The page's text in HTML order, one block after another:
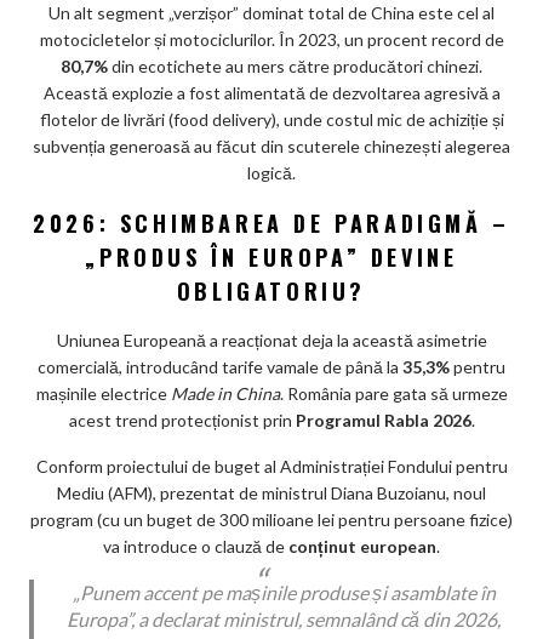
Un alt segment „verzișor” dominat total de China este cel al
motocicletelor și motociclurilor. În 2023, un procent record de
80,7%din ecotichete au mers către producători chinezi.
Această explozie a fost alimentată de dezvoltarea agresivă a
flotelor de livrări (food delivery), unde costul mic de achiziție și
subvenția generoasă au făcut din scuterele chinezești alegerea
logică.
2026: SCHIMBAREA DE PARADIGMĂ –
„PRODUS ÎN EUROPA” DEVINE
OBLIGATORIU?
Uniunea Europeană a reacționat deja la această asimetrie
comercială, introducând tarife vamale de până la 35,3%pentru
mașinile electrice Made in China. România pare gata să urmeze
acest trend protecționist prin Programul Rabla 2026.
Conform proiectului de buget al Administrației Fondului pentru
Mediu (AFM), prezentat de ministrul Diana Buzoianu, noul
program (cu un buget de 300 milioane lei pentru persoane fizice)
va introduce o clauză de conținut european.
„Punem accent pe mașinile produse și asamblate în
Europa”, a declarat ministrul, semnalând că din 2026,